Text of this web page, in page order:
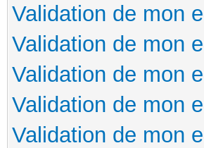
Validation de mon
Validation de mon
Validation de mon
Validation de mon
Validation de mon